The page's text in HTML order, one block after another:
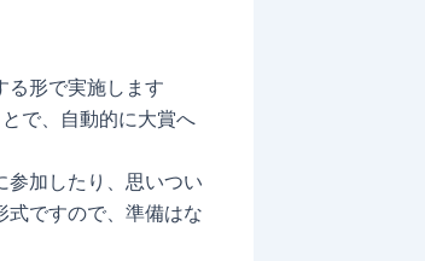
る形で実施します
で、自動的に大賞へ
参加したり、思いつい
式ですので、準備はな